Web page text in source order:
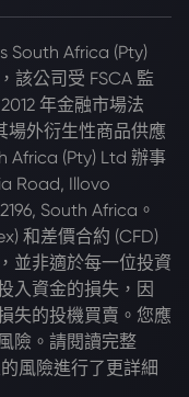
South Africa (Pty)
該公司受 FSCA 監
年金融市場法
場外衍生性商品供應
Africa (Pty) Ltd 辦事
Road, Illovo
South Africa。
和差價合約 (CFD)
並非適於每一位投資
入資金的損失，因
失的投機買賣。您應
險。請閱讀完整
風險進行了更詳細